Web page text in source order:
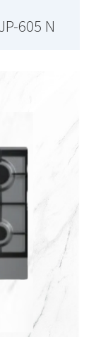
6119.03 –
605 N